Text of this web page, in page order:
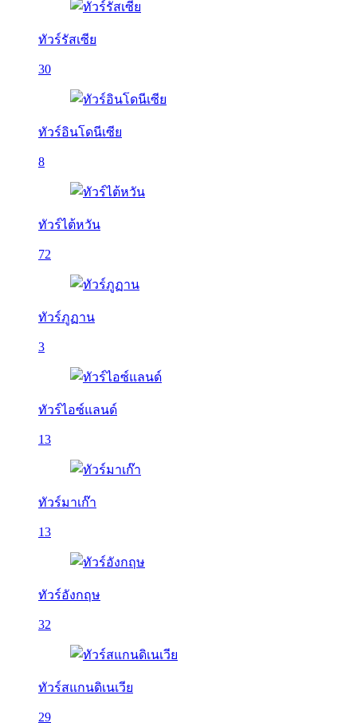
ทัวร์รัสเซีย
30
ทัวร์อินโดนีเซีย
8
ทัวร์ไต้หวัน
72
ทัวร์ภูฏาน
3
ทัวร์ไอซ์แลนด์
13
ทัวร์มาเก๊า
13
ทัวร์อังกฤษ
32
ทัวร์สแกนดิเนเวีย
29